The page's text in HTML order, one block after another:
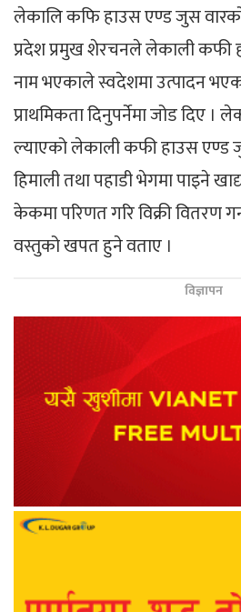
लेकालि कफि हाउस एण्ड जुस
प्रदेश प्रमुख शेरचनले लेकाली कफी
नाम भएकाले स्वदेशमा उत्पादन
प्राथमिकता दिनुपर्नेमा जोड दिए
ल्याएको लेकाली कफी हाउस एण्ड
हिमाली तथा पहाडी भेगमा पाइने
केकमा परिणत गरि विक्री वितरण
वस्तुको खपत हुने वताए ।
विज्ञापन